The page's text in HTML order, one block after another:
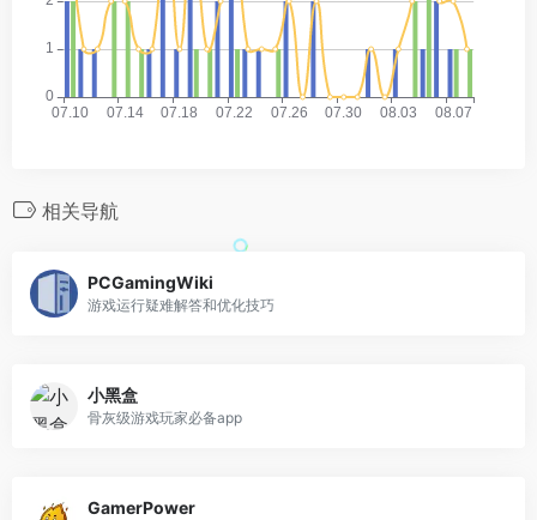
相关导航
PCGamingWiki
游戏运行疑难解答和优化技巧
小黑盒
骨灰级游戏玩家必备app
GamerPower